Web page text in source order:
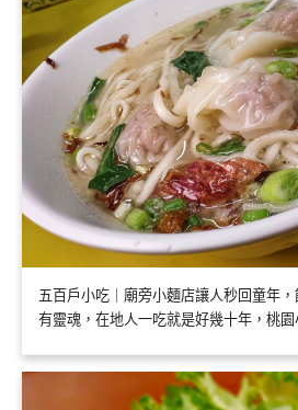
五百戶小吃｜廟旁小麵店讓人秒回童年
有靈魂，在地人一吃就是好幾十年，桃園